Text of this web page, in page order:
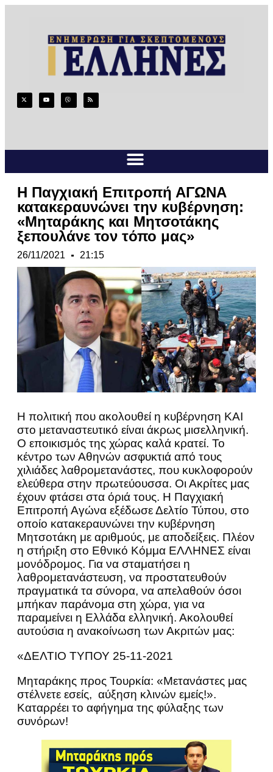
Η Παγχιακή Επιτροπή ΑΓΩΝΑ
κατακεραυνώνει την κυβέρνηση:
«Μηταράκης και Μητσοτάκης
ξεπουλάνε τον τόπο μας»
26/11/2021 21:15
Η πολιτική που ακολουθεί η κυβέρνηση ΚΑΙ
στο μεταναστευτικό είναι άκρως μισελληνική.
Ο εποικισμός της χώρας καλά κρατεί. Το
κέντρο των Αθηνών ασφυκτιά από τους
χιλιάδες λαθρομετανάστες, που κυκλοφορούν
ελεύθερα στην πρωτεύουσσα. Οι Ακρίτες μας
έχουν φτάσει στα όριά τους. Η Παγχιακή
Επιτροπή Αγώνα εξέδωσε Δελτίο Τύπου, στο
οποίο κατακεραυνώνει την κυβέρνηση
Μητσοτάκη με αριθμούς, με αποδείξεις. Πλέον
η στήριξη στο Εθνικό Κόμμα ΕΛΛΗΝΕΣ είναι
μονόδρομος. Για να σταματήσει η
λαθρομετανάστευση, να προστατευθούν
πραγματικά τα σύνορα, να απελαθούν όσοι
μπήκαν παράνομα στη χώρα, για να
παραμείνει η Ελλάδα ελληνική. Ακολουθεί
αυτούσια η ανακοίνωση των Ακριτών μας:
«ΔΕΛΤΙΟ ΤΥΠΟΥ 25-11-2021
Μηταράκης προς Τουρκία: «Μετανάστες μας
στέλνετε εσείς, αύξηση κλινών εμείς!».
Καταρρέει το αφήγημα της φύλαξης των
συνόρων!